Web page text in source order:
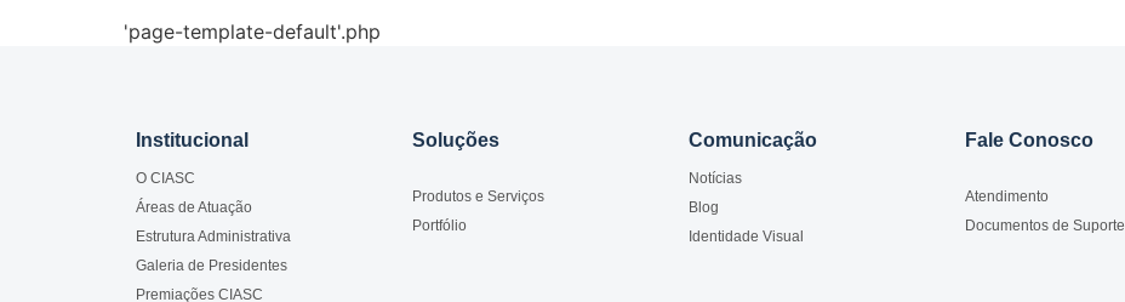
'page-template-default'.php
Institucional
O CIASC
Áreas de Atuação
Estrutura Administrativa
Galeria de Presidentes
Premiações CIASC
Soluções
Produtos e Serviços
Portfólio
Comunicação
Notícias
Blog
Identidade Visual
Fale Conosco
Atendimento
Documentos de Suporte